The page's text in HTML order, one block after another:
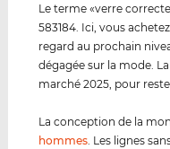
Le terme «verre
583184. Ici, vous
regard au prochain
dégagée sur la mode.
marché 2025, pour
La conception de la
hommes. Les lignes